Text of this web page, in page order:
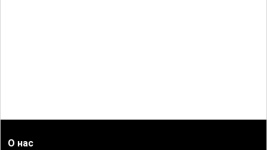
О нас